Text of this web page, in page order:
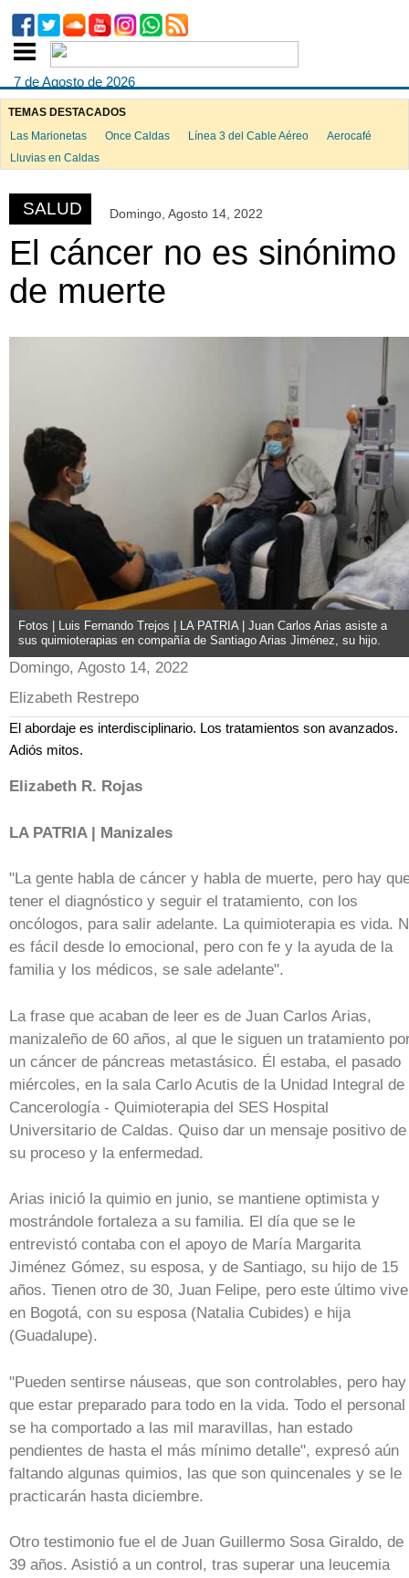
7 de Agosto de 2026
TEMAS DESTACADOS
Las Marionetas
Once Caldas Línea 3 del Cable Aéreo
Aerocafé
Lluvias en Caldas
SALUD Domingo, Agosto 14, 2022
El cáncer no es sinónimo
de muerte
Fotos | Luis Fernando Trejos | LA PATRIA | Juan Carlos Arias asiste a
sus quimioterapias en compañía de Santiago Arias Jiménez, su hijo.
Domingo, Agosto 14, 2022
Elizabeth Restrepo
El abordaje es interdisciplinario. Los tratamientos son avanzados.
Adiós mitos.
Elizabeth R. Rojas
LA PATRIA | Manizales
"La gente habla de cáncer y habla de muerte, pero hay
tener el diagnóstico y seguir el tratamiento, con los
oncólogos, para salir adelante. La quimioterapia es vida.
es fácil desde lo emocional, pero con fe y la ayuda de la
familia y los médicos, se sale adelante".
La frase que acaban de leer es de Juan Carlos Arias,
manizaleño de 60 años, al que le siguen un tratamiento
un cáncer de páncreas metastásico. Él estaba, el pasado
miércoles, en la sala Carlo Acutis de la Unidad Integral de
Cancerología - Quimioterapia del SES Hospital
Universitario de Caldas. Quiso dar un mensaje positivo de
su proceso y la enfermedad.
Arias inició la quimio en junio, se mantiene optimista y
mostrándole fortaleza a su familia. El día que se le
entrevistó contaba con el apoyo de María Margarita
Jiménez Gómez, su esposa, y de Santiago, su hijo de 15
años. Tienen otro de 30, Juan Felipe, pero este último vive
en Bogotá, con su esposa (Natalia Cubides) e hija
(Guadalupe).
"Pueden sentirse náuseas, que son controlables, pero hay
que estar preparado para todo en la vida. Todo el personal
se ha comportado a las mil maravillas, han estado
pendientes de hasta el más mínimo detalle", expresó aún
faltando algunas quimios, las que son quincenales y se le
practicarán hasta diciembre.
Otro testimonio fue el de Juan Guillermo Sosa Giraldo, de
39 años. Asistió a un control, tras superar una leucemia